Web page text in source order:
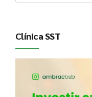
Clínica SST